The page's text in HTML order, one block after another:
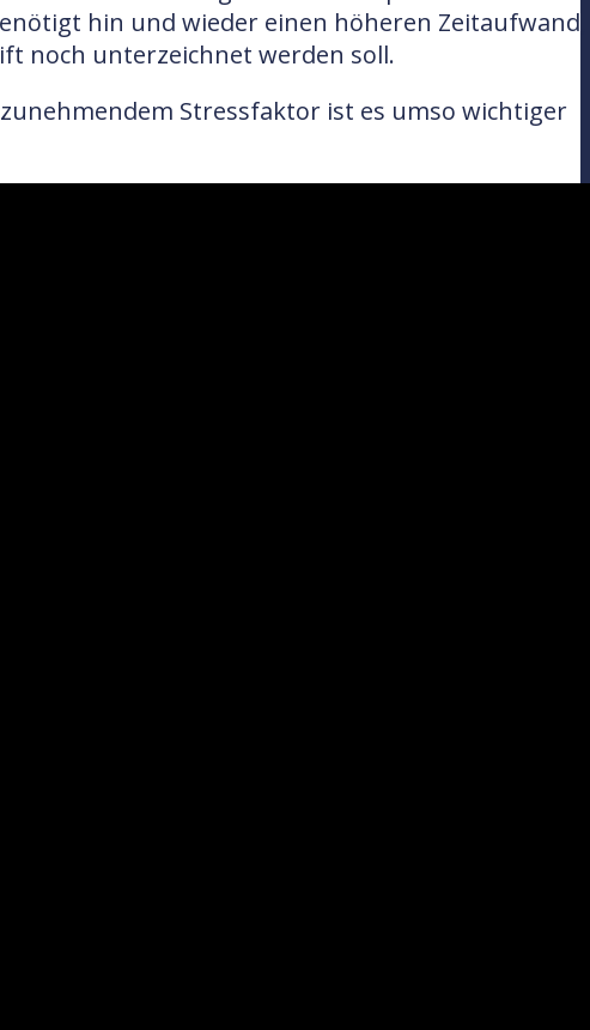
hin und wieder einen höheren
noch unterzeichnet werden soll.
Stressfaktor ist es umso wichtiger